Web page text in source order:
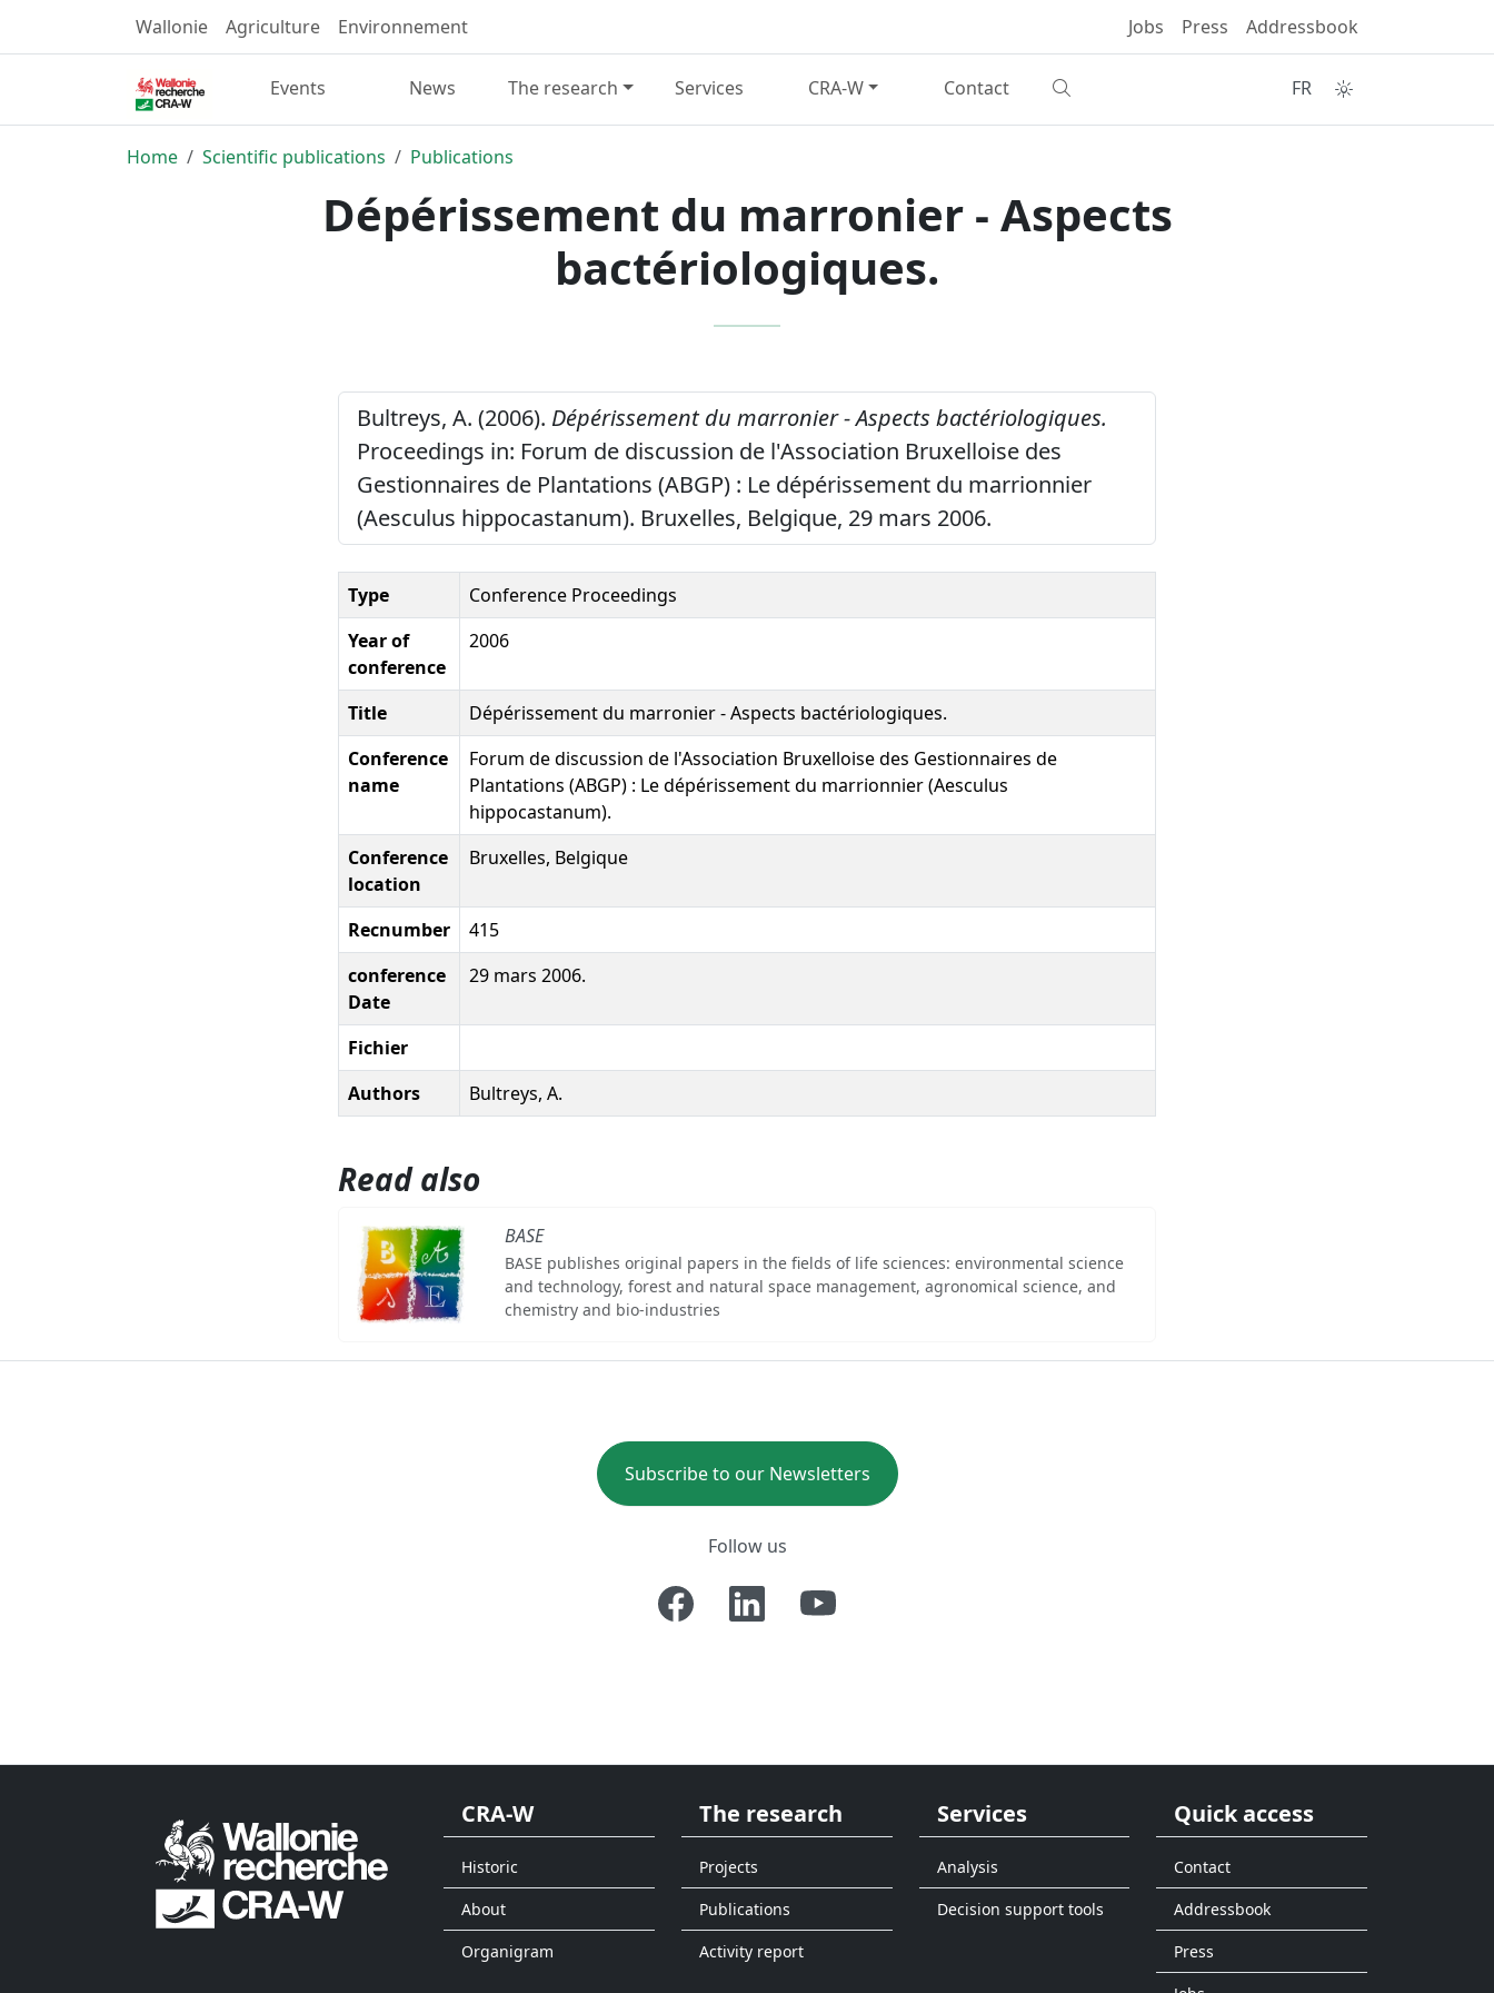
Wallonie Agriculture Environnement Jobs Press Addressbook
Events News The research Services CRA-W Contact FR
Home Scientific publications Publications
Dépérissement du marronier - Aspects
bactériologiques.
Bultreys, A. (2006). Dépérissement du marronier - Aspects bactériologiques.
Proceedings in: Forum de discussion de l'Association Bruxelloise des
Gestionnaires de Plantations (ABGP) : Le dépérissement du marrionnier
(Aesculus hippocastanum). Bruxelles, Belgique, 29 mars 2006.
Type
Conference Proceedings
Year of
conference
2006
Title
Dépérissement du marronier - Aspects bactériologiques.
Conference
name
Forum de discussion de l'Association Bruxelloise des Gestionnaires de
Plantations (ABGP) : Le dépérissement du marrionnier (Aesculus
hippocastanum).
Conference
location
Bruxelles, Belgique
Recnumber
415
conference
Date
29 mars 2006.
Fichier
Authors
Bultreys, A.
Read also
BASE
BASE publishes original papers in the fields of life sciences: environmental science
and technology, forest and natural space management, agronomical science, and
chemistry and bio-industries
Subscribe to our Newsletters
Follow us
CRA-W
Historic
About
Organigram
The research
Projects
Publications
Activity report
Services
Analysis
Decision support tools
Quick access
Contact
Addressbook
Press